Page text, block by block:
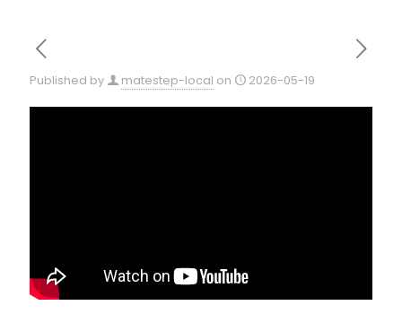
Published by matestep-local on 2026-05-19